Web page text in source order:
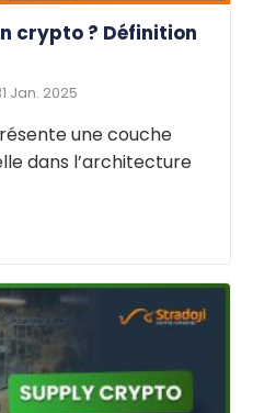
crypto ? Définition
Jan. 2025
une couche
dans l’architecture